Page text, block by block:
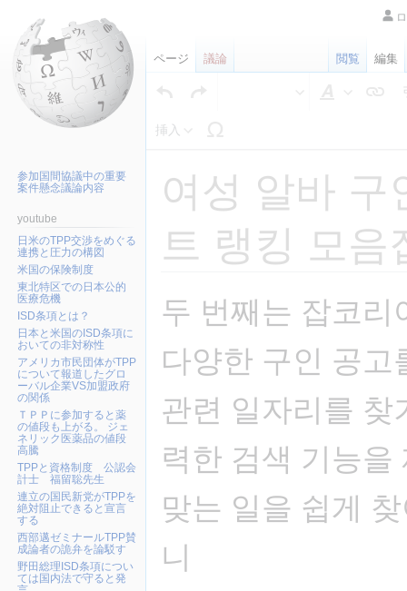
挿入
여성 알바 구
트 랭킹 모음
ビ
ー
ョ
ン
移
索
移
두 번째는 잡코리
다양한 구인 공고
관련 일자리를 찾
력한 검색 기능
맞는 일을 쉽게
니
ページ 議論 閲覧 編集
参加国間協議中の重要
案件懸念議論内容
youtube
日米のTPP交渉をめぐる
連携と圧力の構図
米国の保険制度
東北特区での日本公的
医療危機
ISD条項とは？
日本と米国のISD条項に
おいての非対称性
アメリカ市民団体がTPP
について報道したグロ
ーバル企業VS加盟政府
の関係
ＴＰＰに参加すると薬
の値段も上がる。 ジェ
ネリック医薬品の値段
高騰
TPPと資格制度 公認会
計士 福留聡先生
連立の国民新党がTPPを
絶対阻止できると宣言
する
西部邁ゼミナールTPP賛
成論者の詭弁を論駁す
野田総理ISD条項につい
ては国内法で守ると発